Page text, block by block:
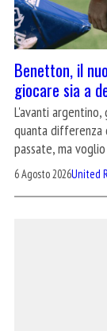
Benetton, il
giocare sia a
L'avanti argentino,
quanta differenza
passate, ma
6 Agosto 2026United